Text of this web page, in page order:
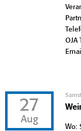
OJA
27
Aug
Wo: